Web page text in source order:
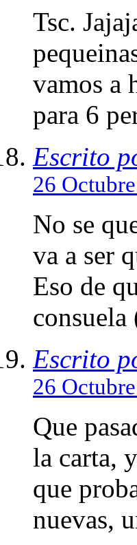
Tsc.
vamos a
para 6
Escrito
26
No se
va a ser
Eso de
consuela
Escrito
26
Que
la carta,
que
nuevas,